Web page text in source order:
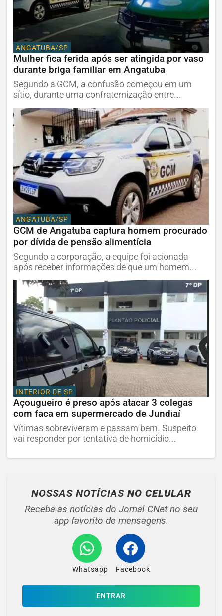
ANGATUBA/SP
Mulher fica ferida após ser atingida por vaso
durante briga familiar em Angatuba
Segundo a GCM, a confusão começou em um
sítio, durante uma confraternização entre...
ANGATUBA/SP
GCM de Angatuba captura homem procurado
por dívida de pensão alimentícia
Segundo a corporação, a equipe foi acionada
após receber informações de que um homem...
INTERIOR DE SP
Açougueiro é preso após atacar 3 colegas
com faca em supermercado de Jundiaí
Vítimas sobreviveram e passam bem. Suspeito
vai responder por tentativa de homicídio...
NOSSAS NOTÍCIAS NO CELULAR
Receba as notícias do Jornal CNet no seu
app favorito de mensagens.
Whatsapp Facebook
ENTRAR